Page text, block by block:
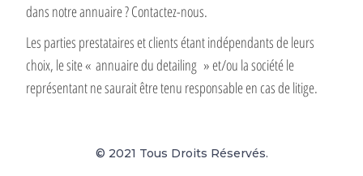
dans notre annuaire ? Contactez-nous.
Les parties prestataires et clients étant indépendants de leurs
choix, le site « annuaire du detailing » et/ou la société le
représentant ne saurait être tenu responsable en cas de litige.
© 2021 Tous Droits Réservés.